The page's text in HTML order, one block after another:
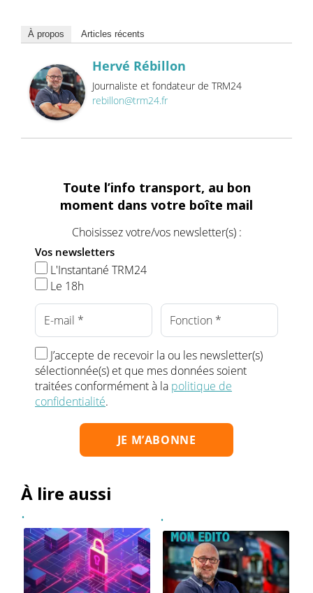
À propos Articles récents
Hervé Rébillon
Journaliste et fondateur de TRM24
rebillon@trm24.fr
Toute l’info transport, au bon
moment dans votre boîte mail
Choisissez votre/vos newsletter(s) :
Vos newsletters
L'Instantané TRM24
Le 18h
J’accepte de recevoir la ou les newsletter(s)
sélectionnée(s) et que mes données soient
traitées conformément à la politique de
confidentialité.
À lire aussi